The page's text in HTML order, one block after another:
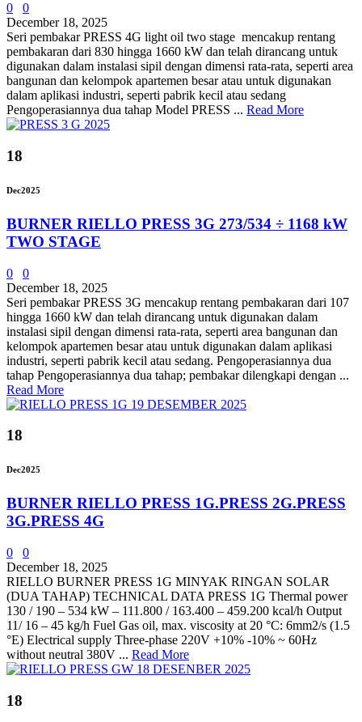
0
0
December 18, 2025
Seri pembakar PRESS 4G light oil two stage mencakup rentang
pembakaran dari 830 hingga 1660 kW dan telah dirancang untuk
digunakan dalam instalasi sipil dengan dimensi rata-rata, seperti area
bangunan dan kelompok apartemen besar atau untuk digunakan
dalam aplikasi industri, seperti pabrik kecil atau sedang
Pengoperasiannya dua tahap Model PRESS ... Read More
18
Dec2025
BURNER RIELLO PRESS 3G 273/534 ÷ 1168 kW
TWO STAGE
0
0
December 18, 2025
Seri pembakar PRESS 3G mencakup rentang pembakaran dari 107
hingga 1660 kW dan telah dirancang untuk digunakan dalam
instalasi sipil dengan dimensi rata-rata, seperti area bangunan dan
kelompok apartemen besar atau untuk digunakan dalam aplikasi
industri, seperti pabrik kecil atau sedang. Pengoperasiannya dua
tahap Pengoperasiannya dua tahap; pembakar dilengkapi dengan ...
Read More
18
Dec2025
BURNER RIELLO PRESS 1G.PRESS 2G.PRESS
3G.PRESS 4G
0
0
December 18, 2025
RIELLO BURNER PRESS 1G MINYAK RINGAN SOLAR
(DUA TAHAP) TECHNICAL DATA PRESS 1G Thermal power
130 / 190 – 534 kW – 111.800 / 163.400 – 459.200 kcal/h Output
11/ 16 – 45 kg/h Fuel Gas oil, max. viscosity at 20 °C: 6mm2/s (1.5
°E) Electrical supply Three-phase 220V +10% -10% ~ 60Hz
without neutral 380V ... Read More
18